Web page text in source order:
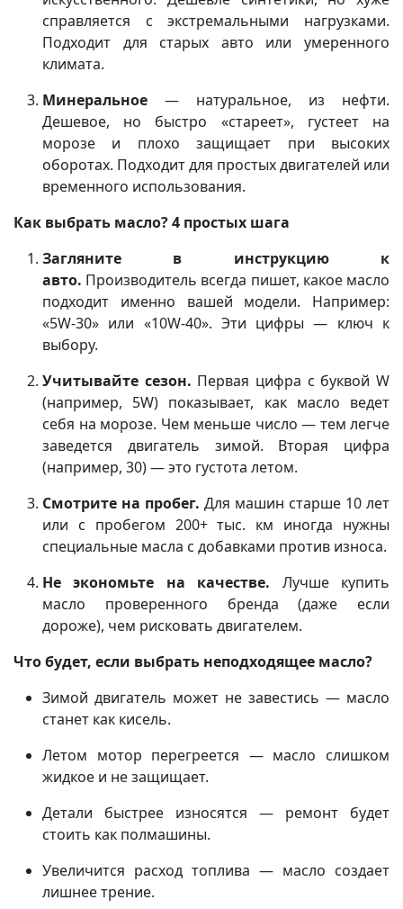
справляется с экстремальными нагрузками.
Подходит для старых авто или умеренного
климата.
Минеральное — натуральное, из нефти.
Дешевое, но быстро «стареет», густеет на
морозе и плохо защищает при высоких
оборотах. Подходит для простых двигателей или
временного использования.
Как выбрать масло? 4 простых шага
Загляните в инструкцию к
авто. Производитель всегда пишет, какое масло
подходит именно вашей модели. Например:
«5W-30» или «10W-40». Эти цифры — ключ к
выбору.
Учитывайте сезон. Первая цифра с буквой W
(например, 5W) показывает, как масло ведет
себя на морозе. Чем меньше число — тем легче
заведется двигатель зимой. Вторая цифра
(например, 30) — это густота летом.
Смотрите на пробег. Для машин старше 10 лет
или с пробегом 200+ тыс. км иногда нужны
специальные масла с добавками против износа.
Не экономьте на качестве. Лучше купить
масло проверенного бренда (даже если
дороже), чем рисковать двигателем.
Что будет, если выбрать неподходящее масло?
Зимой двигатель может не завестись — масло
станет как кисель.
Летом мотор перегреется — масло слишком
жидкое и не защищает.
Детали быстрее износятся — ремонт будет
стоить как полмашины.
Увеличится расход топлива — масло создает
лишнее трение.